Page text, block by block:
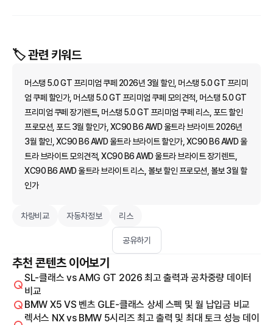
🏷️ 관련 키워드
머스탱 5.0 GT 프리미엄 쿠페 2026년 3월 할인, 머스탱 5.0 GT 프리미
엄 쿠페 할인가, 머스탱 5.0 GT 프리미엄 쿠페 모의견적, 머스탱 5.0 GT
프리미엄 쿠페 장기렌트, 머스탱 5.0 GT 프리미엄 쿠페 리스, 포드 할인
프로모션, 포드 3월 할인가, XC90 B6 AWD 울트라 브라이트 2026년
3월 할인, XC90 B6 AWD 울트라 브라이트 할인가, XC90 B6 AWD 울
트라 브라이트 모의견적, XC90 B6 AWD 울트라 브라이트 장기렌트,
XC90 B6 AWD 울트라 브라이트 리스, 볼보 할인 프로모션, 볼보 3월 할
인가
차량비교 자동차정보 리스
공유하기
추천 콘텐츠 이어보기
SL-클래스 vs AMG GT 2026 최고 출력과 공차중량 데이터
비교
BMW X5 VS 벤츠 GLE-클래스 상세 스펙 및 월 납입금 비교
렉서스 NX vs BMW 5시리즈 최고 출력 및 최대 토크 성능 데이